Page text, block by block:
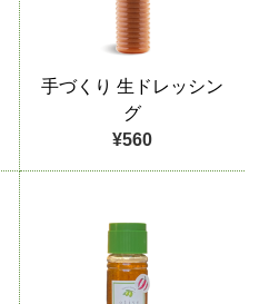
手づくり 生ドレッシン
グ
¥560